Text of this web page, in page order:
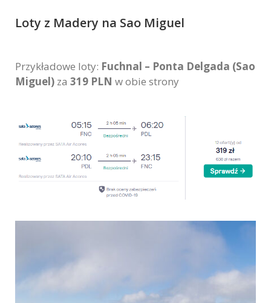
Loty z Madery na Sao Miguel
Przykładowe loty: Fuchnal – Ponta Delgada (Sao
Miguel) za 319 PLN w obie strony